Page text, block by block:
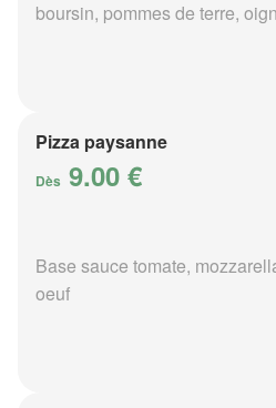
boursin, pommes de terre,
Pizza paysanne
Dès 9.00 €
Base sauce tomate,
oeuf